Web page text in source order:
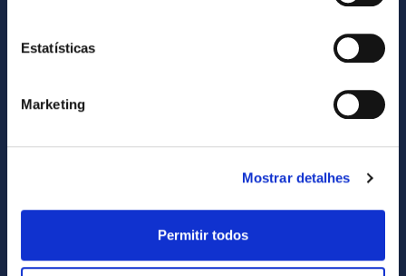
Estatísticas
Marketing
Mostrar detalhes
Permitir todos